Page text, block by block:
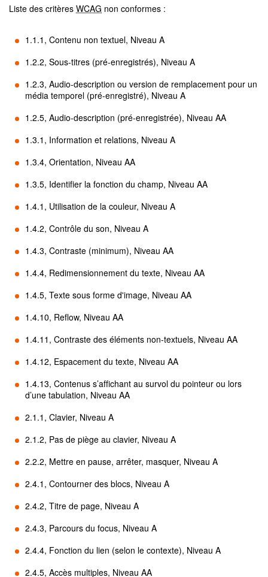
Liste des critères WCAG non conformes :
1.1.1, Contenu non textuel, Niveau A
1.2.2, Sous-titres (pré-enregistrés), Niveau A
1.2.3, Audio-description ou version de remplacement pour un
média temporel (pré-enregistré), Niveau A
1.2.5, Audio-description (pré-enregistrée), Niveau AA
1.3.1, Information et relations, Niveau A
1.3.4, Orientation, Niveau AA
1.3.5, Identifier la fonction du champ, Niveau AA
1.4.1, Utilisation de la couleur, Niveau A
1.4.2, Contrôle du son, Niveau A
1.4.3, Contraste (minimum), Niveau AA
1.4.4, Redimensionnement du texte, Niveau AA
1.4.5, Texte sous forme d'image, Niveau AA
1.4.10, Reflow, Niveau AA
1.4.11, Contraste des éléments non-textuels, Niveau AA
1.4.12, Espacement du texte, Niveau AA
1.4.13, Contenus s’affichant au survol du pointeur ou lors
d’une tabulation, Niveau AA
2.1.1, Clavier, Niveau A
2.1.2, Pas de piège au clavier, Niveau A
2.2.2, Mettre en pause, arrêter, masquer, Niveau A
2.4.1, Contourner des blocs, Niveau A
2.4.2, Titre de page, Niveau A
2.4.3, Parcours du focus, Niveau A
2.4.4, Fonction du lien (selon le contexte), Niveau A
2.4.5, Accès multiples, Niveau AA